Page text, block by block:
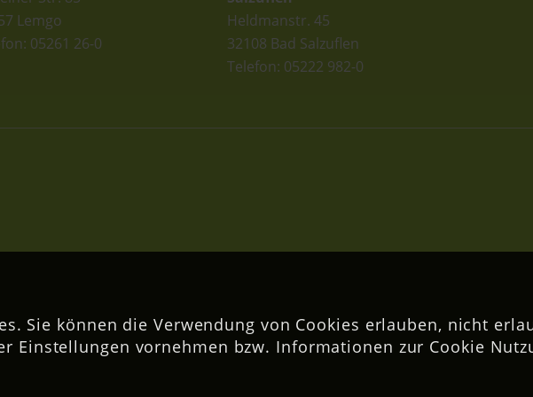
Lemgo
05261 26-0
Heldmanstr. 45
32108 Bad Salzuflen
Telefon: 05222 982-0
Sie können die Verwendung von Cookies erlauben, nicht
Einstellungen vornehmen bzw. Informationen zur Cookie